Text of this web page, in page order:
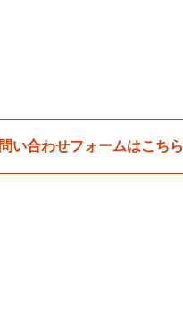
い合わせフォームはこちら